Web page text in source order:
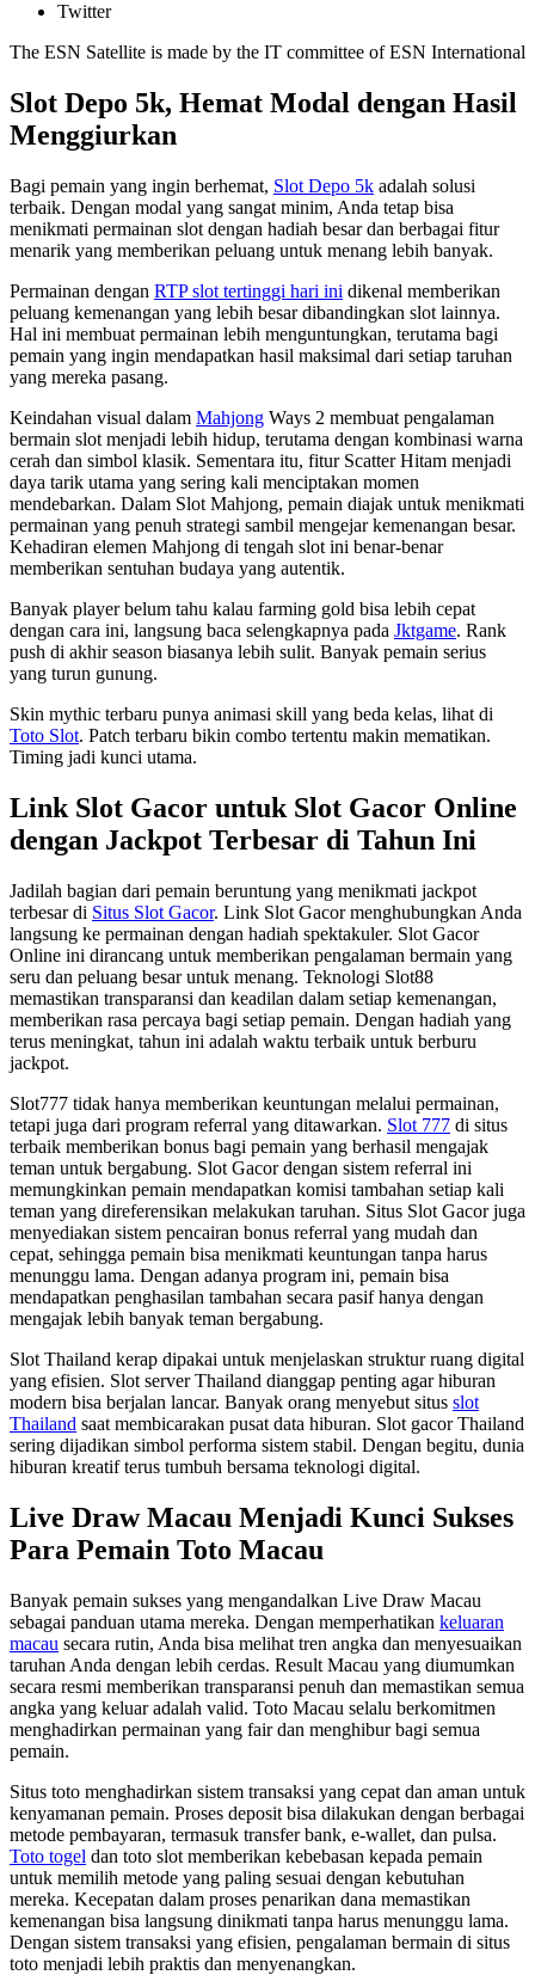
Twitter
The ESN Satellite is made by the IT committee of ESN International
Slot Depo 5k, Hemat Modal dengan Hasil
Menggiurkan
Bagi pemain yang ingin berhemat, Slot Depo 5k adalah solusi
terbaik. Dengan modal yang sangat minim, Anda tetap bisa
menikmati permainan slot dengan hadiah besar dan berbagai fitur
menarik yang memberikan peluang untuk menang lebih banyak.
Permainan dengan RTP slot tertinggi hari ini dikenal memberikan
peluang kemenangan yang lebih besar dibandingkan slot lainnya.
Hal ini membuat permainan lebih menguntungkan, terutama bagi
pemain yang ingin mendapatkan hasil maksimal dari setiap taruhan
yang mereka pasang.
Keindahan visual dalam Mahjong Ways 2 membuat pengalaman
bermain slot menjadi lebih hidup, terutama dengan kombinasi warna
cerah dan simbol klasik. Sementara itu, fitur Scatter Hitam menjadi
daya tarik utama yang sering kali menciptakan momen
mendebarkan. Dalam Slot Mahjong, pemain diajak untuk menikmati
permainan yang penuh strategi sambil mengejar kemenangan besar.
Kehadiran elemen Mahjong di tengah slot ini benar-benar
memberikan sentuhan budaya yang autentik.
Banyak player belum tahu kalau farming gold bisa lebih cepat
dengan cara ini, langsung baca selengkapnya pada Jktgame. Rank
push di akhir season biasanya lebih sulit. Banyak pemain serius
yang turun gunung.
Skin mythic terbaru punya animasi skill yang beda kelas, lihat di
Toto Slot. Patch terbaru bikin combo tertentu makin mematikan.
Timing jadi kunci utama.
Link Slot Gacor untuk Slot Gacor Online
dengan Jackpot Terbesar di Tahun Ini
Jadilah bagian dari pemain beruntung yang menikmati jackpot
terbesar di Situs Slot Gacor. Link Slot Gacor menghubungkan Anda
langsung ke permainan dengan hadiah spektakuler. Slot Gacor
Online ini dirancang untuk memberikan pengalaman bermain yang
seru dan peluang besar untuk menang. Teknologi Slot88
memastikan transparansi dan keadilan dalam setiap kemenangan,
memberikan rasa percaya bagi setiap pemain. Dengan hadiah yang
terus meningkat, tahun ini adalah waktu terbaik untuk berburu
jackpot.
Slot777 tidak hanya memberikan keuntungan melalui permainan,
tetapi juga dari program referral yang ditawarkan. Slot 777 di situs
terbaik memberikan bonus bagi pemain yang berhasil mengajak
teman untuk bergabung. Slot Gacor dengan sistem referral ini
memungkinkan pemain mendapatkan komisi tambahan setiap kali
teman yang direferensikan melakukan taruhan. Situs Slot Gacor juga
menyediakan sistem pencairan bonus referral yang mudah dan
cepat, sehingga pemain bisa menikmati keuntungan tanpa harus
menunggu lama. Dengan adanya program ini, pemain bisa
mendapatkan penghasilan tambahan secara pasif hanya dengan
mengajak lebih banyak teman bergabung.
Slot Thailand kerap dipakai untuk menjelaskan struktur ruang digital
yang efisien. Slot server Thailand dianggap penting agar hiburan
modern bisa berjalan lancar. Banyak orang menyebut situs slot
Thailand saat membicarakan pusat data hiburan. Slot gacor Thailand
sering dijadikan simbol performa sistem stabil. Dengan begitu, dunia
hiburan kreatif terus tumbuh bersama teknologi digital.
Live Draw Macau Menjadi Kunci Sukses
Para Pemain Toto Macau
Banyak pemain sukses yang mengandalkan Live Draw Macau
sebagai panduan utama mereka. Dengan memperhatikan keluaran
macau secara rutin, Anda bisa melihat tren angka dan menyesuaikan
taruhan Anda dengan lebih cerdas. Result Macau yang diumumkan
secara resmi memberikan transparansi penuh dan memastikan semua
angka yang keluar adalah valid. Toto Macau selalu berkomitmen
menghadirkan permainan yang fair dan menghibur bagi semua
pemain.
Situs toto menghadirkan sistem transaksi yang cepat dan aman untuk
kenyamanan pemain. Proses deposit bisa dilakukan dengan berbagai
metode pembayaran, termasuk transfer bank, e-wallet, dan pulsa.
Toto togel dan toto slot memberikan kebebasan kepada pemain
untuk memilih metode yang paling sesuai dengan kebutuhan
mereka. Kecepatan dalam proses penarikan dana memastikan
kemenangan bisa langsung dinikmati tanpa harus menunggu lama.
Dengan sistem transaksi yang efisien, pengalaman bermain di situs
toto menjadi lebih praktis dan menyenangkan.